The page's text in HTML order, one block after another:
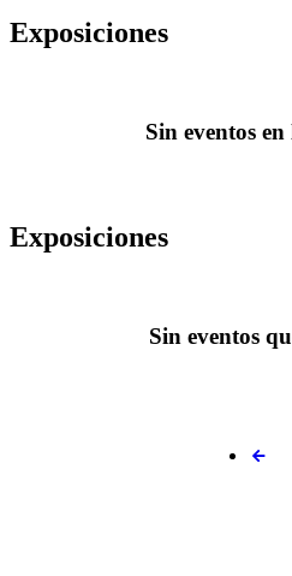
Exposiciones
Sin eventos
Exposiciones
Sin eventos